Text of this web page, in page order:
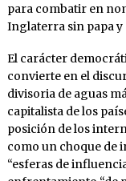
para combatir en
Inglaterra sin papa y
El carácter
convierte en el
divisoria de aguas
capitalista de los
posición de los
como un choque de
“esferas de